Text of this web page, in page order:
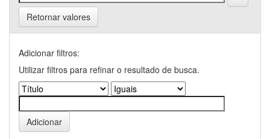
Retornar valores
Adicionar filtros:
Utilizar filtros para refinar o resultado de busca.